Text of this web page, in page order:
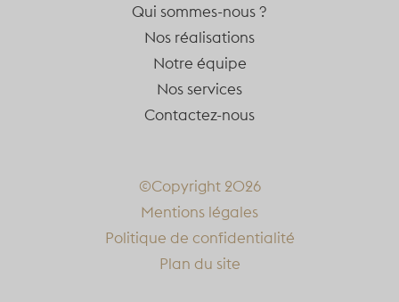
Qui sommes-nous ?
Nos réalisations
Notre équipe
Nos services
Contactez-nous
©Copyright 2026
Mentions légales
Politique de confidentialité
Plan du site